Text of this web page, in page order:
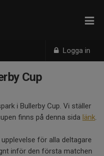
Logga in
Cup
i Bullerby Cup. Vi ställer
finns på denna sida länk.
för alla deltagare
inför den första matchen